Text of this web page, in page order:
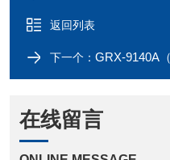
返回列表
下一个： GRX-9140A
在线留言